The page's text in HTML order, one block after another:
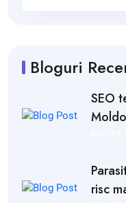
Bloguri
SEO
risc